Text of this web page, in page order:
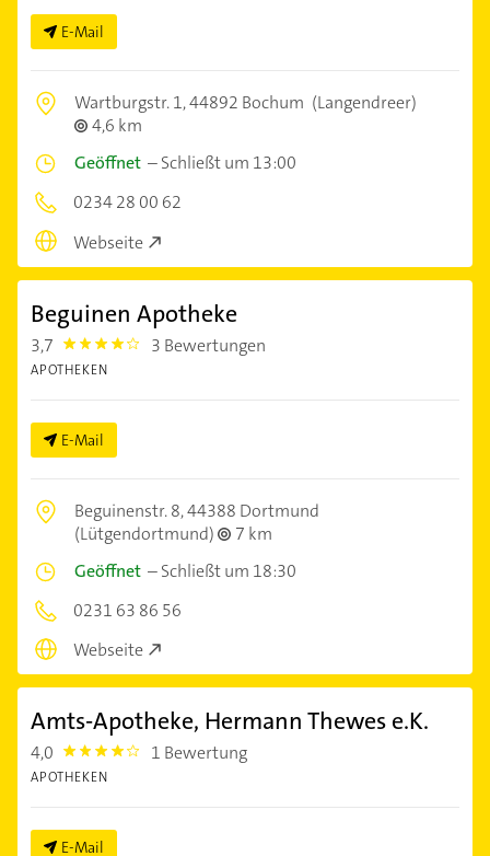
E-Mail
Wartburgstr. 1,44892 Bochum (Langendreer)
4,6 km
Geöffnet –Schließt um 13:00
0234 28 00 62
Webseite
Beguinen Apotheke
3,7 3.7 3 Bewertungen
APOTHEKEN
E-Mail
Beguinenstr. 8,44388 Dortmund
(Lütgendortmund)
7 km
Geöffnet –Schließt um 18:30
0231 63 86 56
Webseite
Amts-Apotheke, Hermann Thewes e.K.
4,0 4.0 1 Bewertung
APOTHEKEN
E-Mail